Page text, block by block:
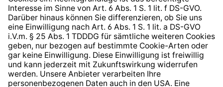
Barrierefreiheit